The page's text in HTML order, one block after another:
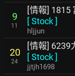
9
11
[情報] 1815
[Stock]
hljjun
20
24
[情報] 6239
[Stock]
jjtjh1698